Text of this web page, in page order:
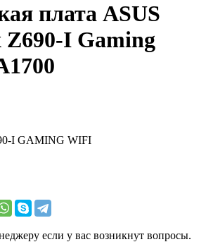
плата ASUS
I Gaming
I GAMING WIFI
если у вас возникнут вопросы.